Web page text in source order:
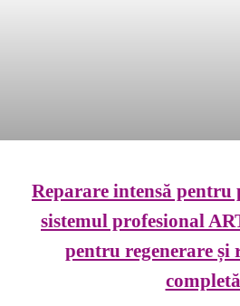
Reparare intensă
sistemul profesional
pentru regenerare și
completă